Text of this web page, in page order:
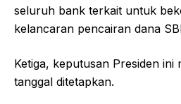
seluruh bank terkait untuk
kelancaran pencairan dana
Ketiga, keputusan Presiden ini
tanggal ditetapkan.